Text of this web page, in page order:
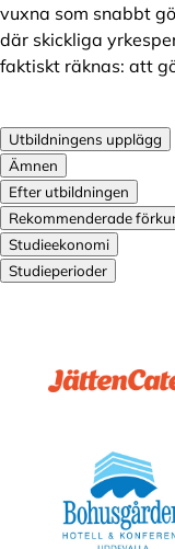
vuxna som snabbt
där skickliga
faktiskt räknas: att
Utbildningens upplägg
Ämnen
Efter utbildningen
Rekommenderade
Studieekonomi
Studieperioder